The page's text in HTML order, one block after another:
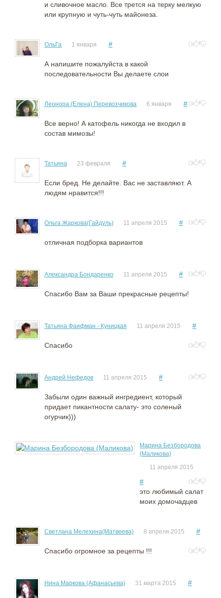
и сливочное масло. Все трется на терку мелкую
или крупную и чуть-чуть майонеза.
ОльГа 1 января # 0
А напишите пожалуйста в какой
последовательности Вы делаете слои
Леонора (Елена) Перевозчикова 6 января #0
Все верно! А катофель никогда не входил в
состав мимозы!
Татьяна 23 февраля # 0
Если бред. Не делайте. Вас не заставляют. А
людям нравится!!!
Ольга Жаркова(Гайдуль) 11 апреля 2015 # 0
отличная подборка вариантов
Александра Бондаренко 11 апреля 2015 # 0
Спасибо Вам за Ваши прекрасные рецепты!
Татьяна Фаифман - Куницкая 11 апреля 2015 #
0
Спасибо
Андрей Нефедов 11 апреля 2015 # 0
Забыли один важный ингредиент, который
придает пикантности салату- это соленый
огурчик)))
Марина Безбородова
(Маликова)
11 апреля 2015
#
0
это любимый салат
моих домочадцев
Светлана Мелехина(Матвеева) 8 апреля 2015 #
0
Спасибо огромное за рецепты !!!
Нина Маркова (Афанасьева) 31 марта 2015 #